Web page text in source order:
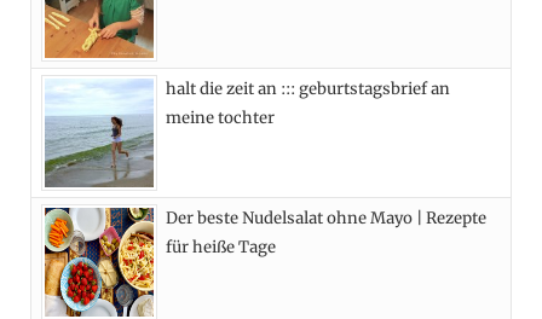
halt die zeit an ::: geburtstagsbrief an
meine tochter
Der beste Nudelsalat ohne Mayo | Rezepte
für heiße Tage